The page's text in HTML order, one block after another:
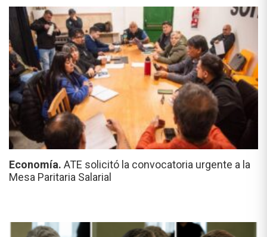
Economía. ATE solicitó la convocatoria urgente a la
Mesa Paritaria Salarial